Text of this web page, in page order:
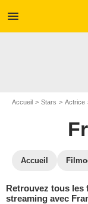
menu
Accueil Stars Actrice
Accueil
Retrouvez tous les
streaming avec